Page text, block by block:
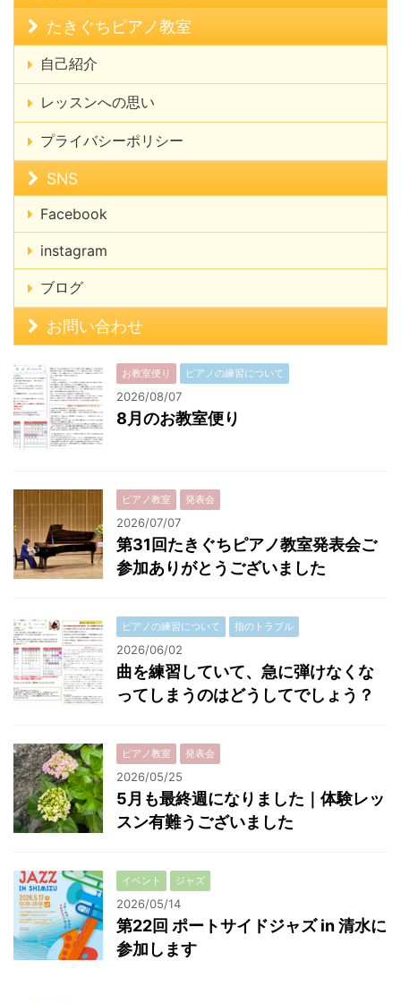
たきぐちピアノ教室
自己紹介
レッスンへの思い
プライバシーポリシー
SNS
Facebook
instagram
ブログ
お問い合わせ
お教室便り ピアノの練習について
2026/08/07
8月のお教室便り
ピアノ教室 発表会
2026/07/07
第31回たきぐちピアノ教室発表会ご
参加ありがとうございました
ピアノの練習について 指のトラブル
2026/06/02
曲を練習していて、急に弾けなくな
ってしまうのはどうしてでしょう？
ピアノ教室 発表会
2026/05/25
5月も最終週になりました｜体験レッ
スン有難うございました
イベント ジャズ
2026/05/14
第22回 ポートサイドジャズ in 清水に
参加します